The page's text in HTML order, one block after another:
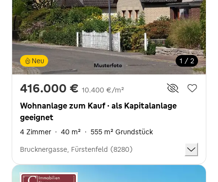
1 / 2
Neu
416.000 € 10.400 €/m²
Wohnanlage zum Kauf · als Kapitalanlage
geeignet
4 Zimmer · 40 m² · 555 m² Grundstück
Brucknergasse, Fürstenfeld (8280)